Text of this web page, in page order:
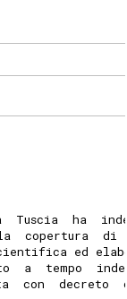
Tuscia  ha
copertura  di
ed
a  tempo
con  decreto